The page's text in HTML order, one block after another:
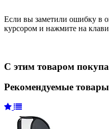
Если вы заметили ошибку в
курсором и нажмите на
С этим товаром
Рекомендуемые